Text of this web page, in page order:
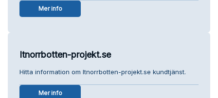
Mer info
Itnorrbotten-projekt.se
Hitta information om Itnorrbotten-projekt.se kundtjänst.
Mer info